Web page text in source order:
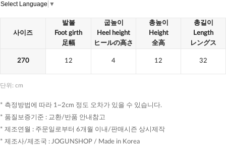
Select Language ▼
사이즈
발볼
Foot girth
足幅
굽높이
Heel height
ヒールの高さ
총높이
Height
全高
총길이
Length
レングス
270 12 4 12 32
단위: cm
* 측정방법에 따라 1~2cm 정도 오차가 있을 수 있습니다.
* 품질보증기준 : 교환/반품 안내참고
* 제조연월 : 주문일로부터 6개월 이내/판매시즌 상시제작
* 제조사/제조국 : JOGUNSHOP / Made in Korea